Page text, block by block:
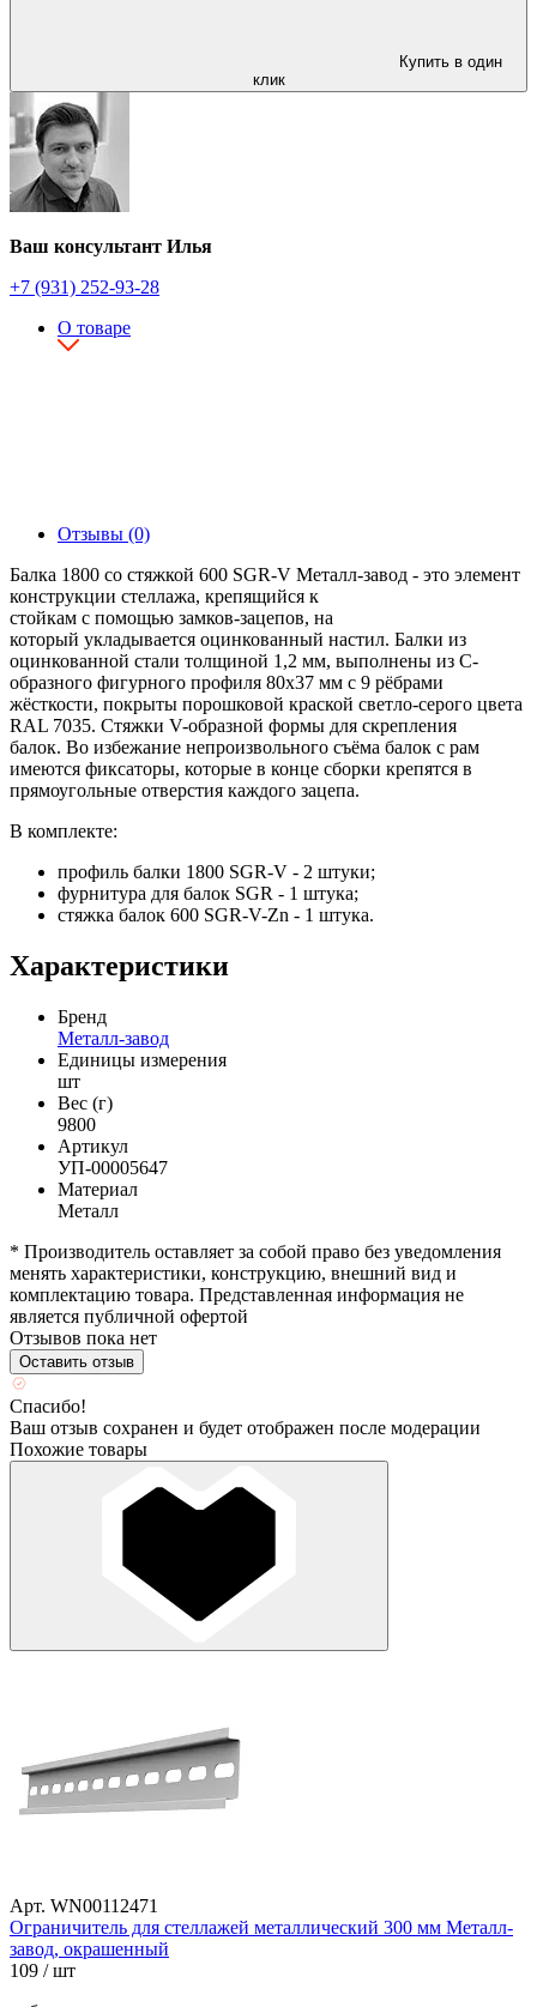
Купить в один
клик
Ваш консультант Илья
+7 (931) 252-93-28
О товаре
Отзывы (0)
Балка 1800 со стяжкой 600 SGR-V Металл-завод - это элемент
конструкции стеллажа, крепящийся к
стойкам c помощью замков-зацепов, на
который укладывается оцинкованный настил. Балки из
оцинкованной стали толщиной 1,2 мм, выполнены из С-
образного фигурного профиля 80х37 мм с 9 рёбрами
жёсткости, покрыты порошковой краской светло-серого цвета
RAL 7035. Стяжки V-образной формы для скрепления
балок. Во избежание непроизвольного съёма балок с рам
имеются фиксаторы, которые в конце сборки крепятся в
прямоугольные отверстия каждого зацепа.
В комплекте:
профиль балки 1800 SGR-V - 2 штуки;
фурнитура для балок SGR - 1 штука;
стяжка балок 600 SGR-V-Zn - 1 штука.
Характеристики
Бренд
Металл-завод
Единицы измерения
шт
Вес (г)
9800
Артикул
УП-00005647
Материал
Металл
* Производитель оставляет за собой право без уведомления
менять характеристики, конструкцию, внешний вид и
комплектацию товара. Представленная информация не
является публичной офертой
Отзывов пока нет
Оставить отзыв
Спасибо!
Ваш отзыв сохранен и будет отображен после модерации
Похожие товары
Арт. WN00112471
Ограничитель для стеллажей металлический 300 мм Металл-
завод, окрашенный
109 / шт